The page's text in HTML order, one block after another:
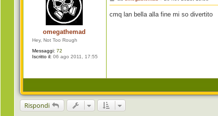
omegathemad
Hey, Not Too Rough
Messaggi: 72
Iscritto il: 06 ago 2011, 17:55
e
s
cmq lan bella alla fine mi so divertito
Rispondi